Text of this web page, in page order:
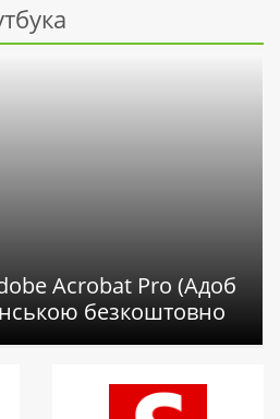
Acrobat Pro (Адоб
безкоштовно